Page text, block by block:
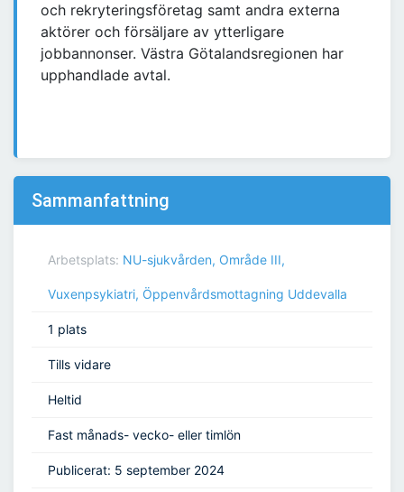
och rekryteringsföretag samt andra externa
aktörer och försäljare av ytterligare
jobbannonser. Västra Götalandsregionen har
upphandlade avtal.
Sammanfattning
Arbetsplats: NU-sjukvården, Område III,
Vuxenpsykiatri, Öppenvårdsmottagning Uddevalla
1 plats
Tills vidare
Heltid
Fast månads- vecko- eller timlön
Publicerat: 5 september 2024